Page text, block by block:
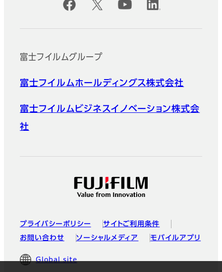
公式SNSアカウント
富士フイルムグループ
富士フイルムホールディングス株式会社
富士フイルムビジネスイノベーション株式会
社
プライバシーポリシー
サイトご利用条件
お問い合わせ
ソーシャルメディア モバイルアプリ
Global site